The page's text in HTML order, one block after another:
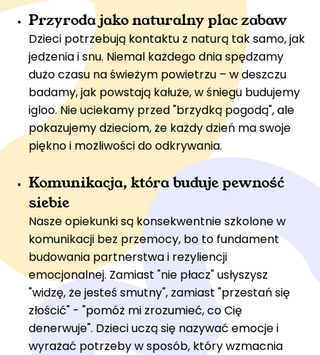
Przyroda jako naturalny plac zabaw
Dzieci potrzebują kontaktu z naturą tak samo, jak
jedzenia i snu. Niemal każdego dnia spędzamy
dużo czasu na świeżym powietrzu – w deszczu
badamy, jak powstają kałuże, w śniegu budujemy
igloo. Nie uciekamy przed "brzydką pogodą", ale
pokazujemy dzieciom, że każdy dzień ma swoje
piękno i możliwości do odkrywania.
Komunikacja, która buduje pewność
siebie
Nasze opiekunki są konsekwentnie szkolone w
komunikacji bez przemocy, bo to fundament
budowania partnerstwa i rezyliencji
emocjonalnej. Zamiast "nie płacz" usłyszysz
"widzę, że jesteś smutny", zamiast "przestań się
złościć" - "pomóż mi zrozumieć, co Cię
denerwuje". Dzieci uczą się nazywać emocje i
wyrażać potrzeby w sposób, który wzmacnia